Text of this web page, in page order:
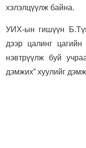
хэлэлцүүлж байна.
УИХ-ын гишүүн
дээр цалинг
нэвтрүүлж буй
дэмжих” хуулийг